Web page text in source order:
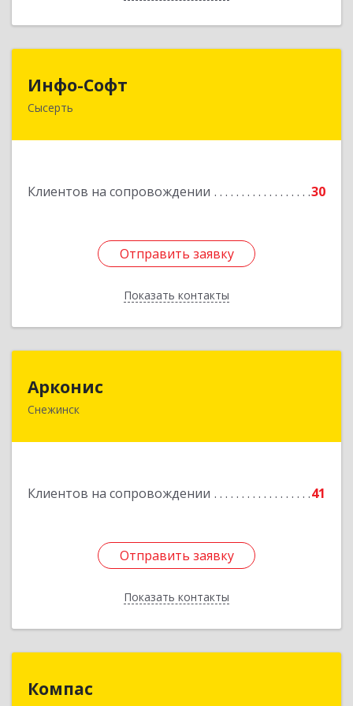
Инфо-Софт
Сысерть
Клиентов на сопровождении 30
Отправить заявку
Показать контакты
624021, Свердловская обл, Сысерть г, Коммуны
Отправить заявку
Назад
Арконис
Снежинск
Клиентов на сопровождении 41
Отправить заявку
Показать контакты
Отправить заявку
Назад
Компас